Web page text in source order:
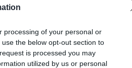
processing of your personal or
the below opt-out section to
is processed you may
utilized by us or personal